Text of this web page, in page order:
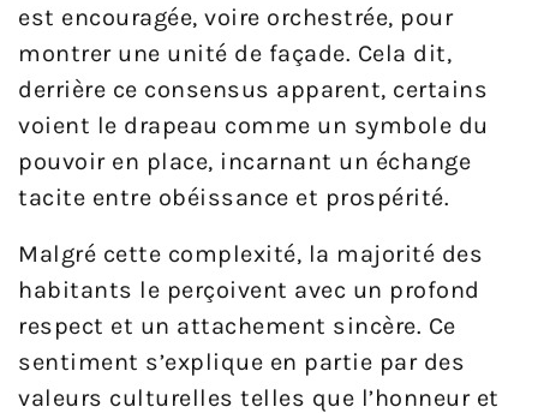
est encouragée, voire orchestrée, pour
montrer une unité de façade. Cela dit,
derrière ce consensus apparent, certains
voient le drapeau comme un symbole du
pouvoir en place, incarnant un échange
tacite entre obéissance et prospérité.
Malgré cette complexité, la majorité des
habitants le perçoivent avec un profond
respect et un attachement sincère. Ce
sentiment s’explique en partie par des
valeurs culturelles telles que l’honneur et